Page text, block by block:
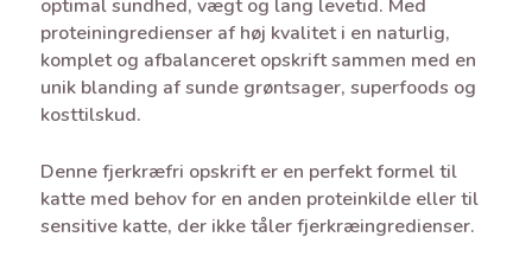
optimal sundhed, vægt og lang levetid. Med
proteiningredienser af høj kvalitet i en naturlig,
komplet og afbalanceret opskrift sammen med en
unik blanding af sunde grøntsager, superfoods og
kosttilskud.
Denne fjerkræfri opskrift er en perfekt formel til
katte med behov for en anden proteinkilde eller til
sensitive katte, der ikke tåler fjerkræingredienser.